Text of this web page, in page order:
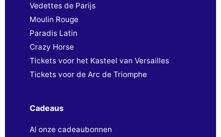
Vedettes de Parijs
Moulin Rouge
Paradis Latin
Crazy Horse
Tickets voor het Kasteel van Versailles
Tickets voor de Arc de Triomphe
Cadeaus
Al onze cadeaubonnen